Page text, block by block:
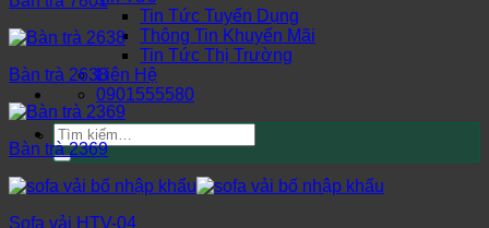
Tin Tức Tuyển Dụng
Thông Tin Khuyến Mãi
Tin Tức Thị Trường
Liên Hệ
0901555580
Tìm
kiếm:
Bàn trà 2638
Bàn trà 2369
Sofa vải HTV-04